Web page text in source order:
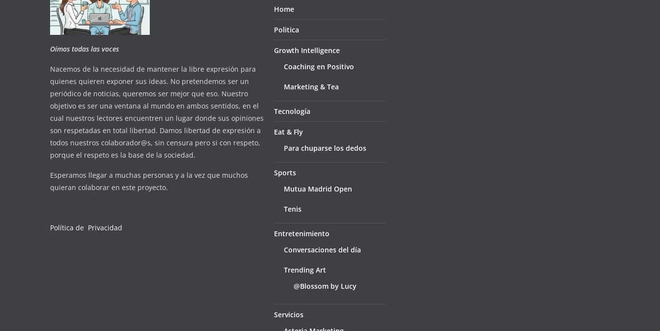
Oímos todas las voces
Nacemos de la necesidad de mantener la libre expresión para
quienes quieren exponer sus ideas. No pretendemos ser un
periódico de noticias, queremos ser mejor que eso. Nuestro
objetivo es ser una ventana al mundo en ambos sentidos, en el
cual nuestros lectores encuentren un lugar donde sus opiniones
son respetadas en total libertad. Damos libertad de expresión a
todos nuestros colaborador@s, sin censura pero si con respeto,
porque el respeto es la base de la sociedad.
Esperamos llegar a muchas personas y a la vez que muchos
quieran colaborar en este proyecto.
Política de Privacidad
Home
Politica
Growth Intelligence
Coaching en Positivo
Marketing & Tea
Tecnología
Eat & Fly
Para chuparse los dedos
Sports
Mutua Madrid Open
Tenis
Entretenimiento
Conversaciones del día
Trending Art
@Blossom by Lucy
Servicios